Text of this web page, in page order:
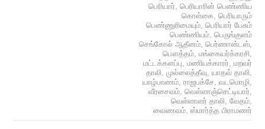
பெரியார், பெரியாரின் பெண்ணிய
கொள்கை, பெரியாரும்
பெண்ணுரிமையும், பெரியார் பேசும்
பெண்ணியம், பெருங்குளம்
செங்கோல் ஆதீனம், பெர்ணான்டஸ்,
பௌத்தம், மங்கையர்க்கரசி,
மட்டக்களப்பு, மணியக்காரர், மறவர்
தாலி, முல்லைத்தீவு, யாதவ் தாலி,
யாழ்பாணம், ராஜபக்சே, வடமொழி,
வீரசைவம், வெள்ளாஞ்செட்டியார்,
வெள்ளாளர் தாலி, வேதம்,
வைணவம், ஸ்மார்த்த பிராமணர்